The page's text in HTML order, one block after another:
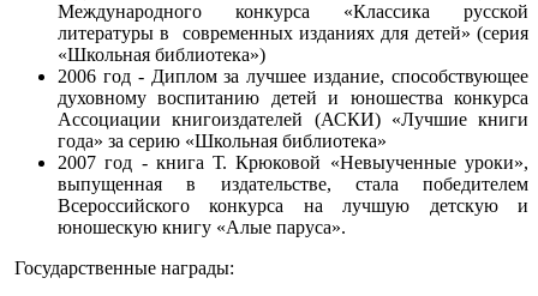
Международного конкурса «Классика русской
литературы в современных изданиях для детей» (серия
«Школьная библиотека»)
2006 год - Диплом за лучшее издание, способствующее
духовному воспитанию детей и юношества конкурса
Ассоциации книгоиздателей (АСКИ) «Лучшие книги
года» за серию «Школьная библиотека»
2007 год - книга Т. Крюковой «Невыученные уроки»,
выпущенная в издательстве, стала победителем
Всероссийского конкурса на лучшую детскую и
юношескую книгу «Алые паруса».
Государственные награды: